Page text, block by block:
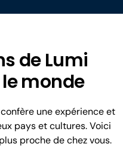
de Lumi
monde
une expérience et
pays et cultures. Voici
proche de chez vous.